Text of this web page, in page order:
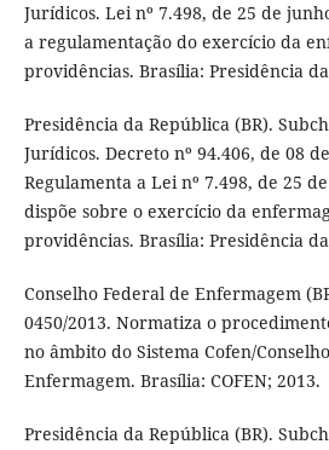
Jurídicos. Lei nº 7.498, de 25 de
a regulamentação do exercício da
providências. Brasília: Presidência
Presidência da República (BR).
Jurídicos. Decreto nº 94.406, de 08
Regulamenta a Lei nº 7.498, de 25
dispõe sobre o exercício da
providências. Brasília: Presidência
Conselho Federal de Enfermagem
0450/2013. Normatiza o
no âmbito do Sistema Cofen/
Enfermagem. Brasília: COFEN; 2013.
Presidência da República (BR).